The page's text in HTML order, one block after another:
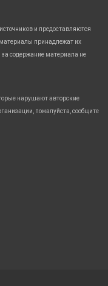
и предоставляются
принадлежат их
содержание материала не
нарушают авторские
пожалуйста, сообщите